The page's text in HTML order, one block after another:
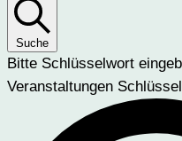
Suche
Bitte Schlüsselwort
Veranstaltungen